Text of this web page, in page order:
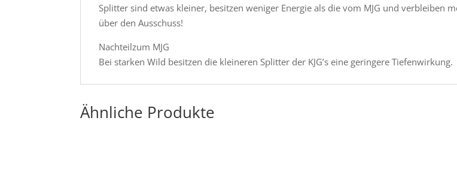
Splitter sind etwas kleiner, besitzen weniger Energie als die vom MJG und verbleiben
über den Ausschuss!
Nachteilzum MJG
Bei starken Wild besitzen die kleineren Splitter der KJG’s eine geringere Tiefenwirkung.
Ähnliche Produkte